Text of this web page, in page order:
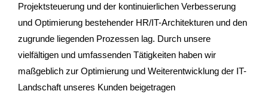
Projektsteuerung und der kontinuierlichen Verbesserung
und Optimierung bestehender HR/IT-Architekturen und den
zugrunde liegenden Prozessen lag. Durch unsere
vielfältigen und umfassenden Tätigkeiten haben wir
maßgeblich zur Optimierung und Weiterentwicklung der IT-
Landschaft unseres Kunden beigetragen